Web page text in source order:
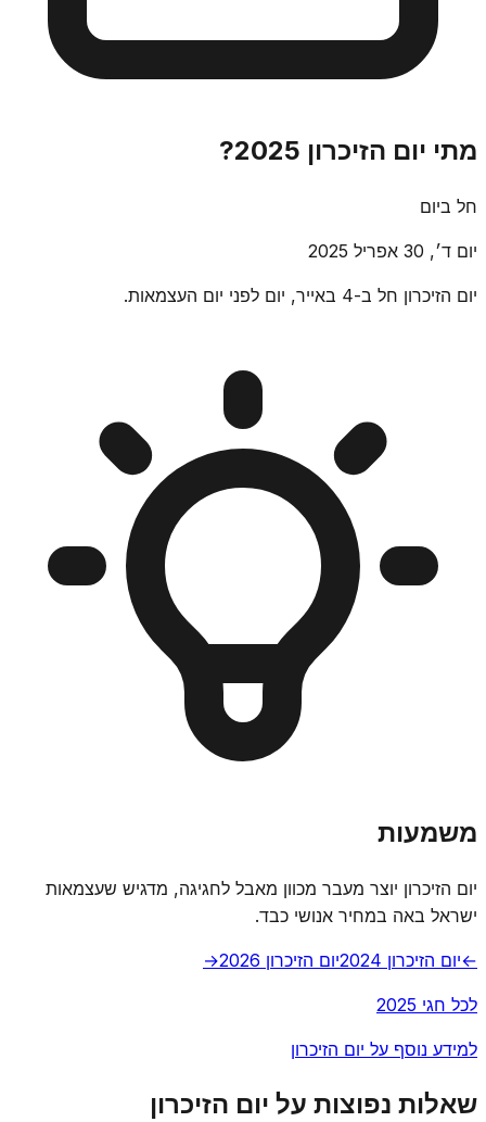
מתי יום הזיכרון 2025?
חל ביום
יום ד׳, 30 אפריל 2025
יום הזיכרון חל ב-4 באייר, יום לפני יום העצמאות.
משמעות
יום הזיכרון יוצר מעבר מכוון מאבל לחגיגה, מדגיש שעצמאות
ישראל באה במחיר אנושי כבד.
←יום הזיכרון 2024 יום הזיכרון 2026 →
לכל חגי 2025
למידע נוסף על יום הזיכרון
שאלות נפוצות על יום הזיכרון